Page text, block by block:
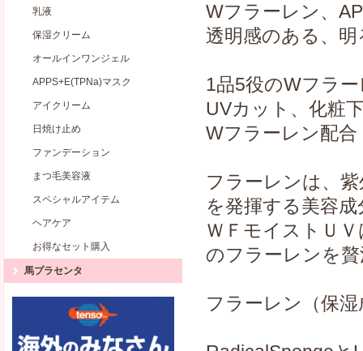
乳液
保湿クリーム
オールインワンジェル
APPS+E(TPNa)マスク
アイクリーム
日焼け止め
ファンデーション
まつ毛美容液
スペシャルアイテム
ヘアケア
お得なセット購入
馬プラセンタ
Wフラーレン、
透明感のある、
1品5役のWフラ
UVカット、化粧
Wフラーレン配合
フラーレンは、
を発揮する美容
ＷＦモイストＵ
のフラーレンを
フラーレン（保